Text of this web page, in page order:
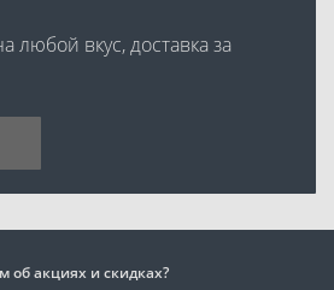
любой вкус, доставка за
об акциях и скидках?